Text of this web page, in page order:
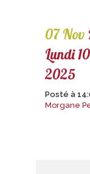
07 Nov
Lundi
2025
Posté à
Morgane